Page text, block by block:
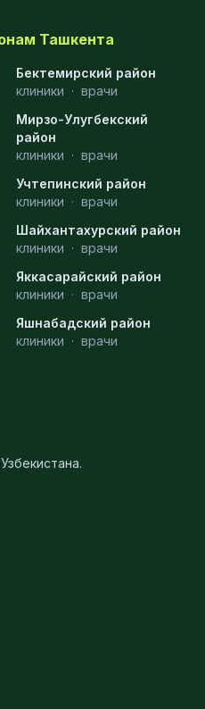
Ташкента
Бектемирский район
клиники · врачи
Мирзо-Улугбекский
район
клиники · врачи
Учтепинский район
клиники · врачи
Шайхантахурский район
клиники · врачи
Яккасарайский район
клиники · врачи
Яшнабадский район
клиники · врачи